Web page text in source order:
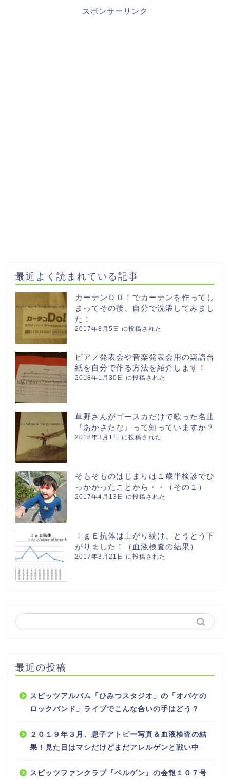
スポンサーリンク
最近よく読まれている記事
カーテンＤＯ！でカーテンを作ってし
まってその後、自分で洗濯してみまし
た！
2017年8月5日 に投稿された
ピアノ発表会や音楽発表会用の楽譜台
紙を自分で作る方法を紹介します！
2018年1月30日 に投稿された
草野さんがゴースカだけで歌った名曲
『あかさたな』って知っていますか？
2018年3月1日 に投稿された
そもそものはじまりは１歳半検診でひ
っかかったことから・・（その１）
2017年4月13日 に投稿された
ＩｇＥ抗体は上がり続け、とうとう下
がりました！（血液検査の結果）
2017年3月21日 に投稿された
最近の投稿
スピッツアルバム「ひみつスタジオ」の「オバケの
ロックバンド」ライブでこんな合いの手はどう？
２０１９年３月、息子アトピー写真＆血液検査の結
果！見た目はマシだけどまだアレルゲンと戦い中
スピッツファンクラブ『ベルゲン』の会報１０７号